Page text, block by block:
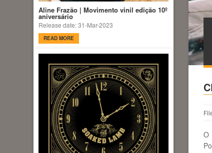
Aline Frazão | Movimento vinil edição 10º
aniversário
Release date: 31-Mar-2023
READ MORE
O